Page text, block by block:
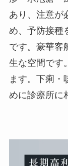
あり、注意が
め、予防接種
です。豪華客
生な空間です
ます。下痢・
めに診療所に